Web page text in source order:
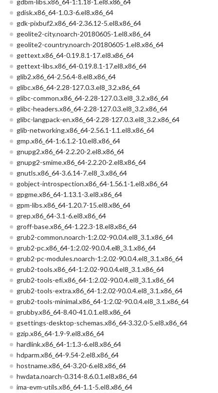
gdbm-libs.x86_64-1:1.18-1.el8.x86_64
gdisk.x86_64-1.0.3-6.el8.x86_64
gdk-pixbuf2.x86_64-2.36.12-5.el8.x86_64
geolite2-city.noarch-20180605-1.el8.x86_64
geolite2-country.noarch-20180605-1.el8.x86_64
gettext.x86_64-0.19.8.1-17.el8.x86_64
gettext-libs.x86_64-0.19.8.1-17.el8.x86_64
glib2.x86_64-2.56.4-8.el8.x86_64
glibc.x86_64-2.28-127.0.3.el8_3.2.x86_64
glibc-common.x86_64-2.28-127.0.3.el8_3.2.x86_64
glibc-headers.x86_64-2.28-127.0.3.el8_3.2.x86_64
glibc-langpack-en.x86_64-2.28-127.0.3.el8_3.2.x86_64
glib-networking.x86_64-2.56.1-1.1.el8.x86_64
gmp.x86_64-1:6.1.2-10.el8.x86_64
gnupg2.x86_64-2.2.20-2.el8.x86_64
gnupg2-smime.x86_64-2.2.20-2.el8.x86_64
gnutls.x86_64-3.6.14-7.el8_3.x86_64
gobject-introspection.x86_64-1.56.1-1.el8.x86_64
gpgme.x86_64-1.13.1-3.el8.x86_64
gpm-libs.x86_64-1.20.7-15.el8.x86_64
grep.x86_64-3.1-6.el8.x86_64
groff-base.x86_64-1.22.3-18.el8.x86_64
grub2-common.noarch-1:2.02-90.0.4.el8_3.1.x86_64
grub2-pc.x86_64-1:2.02-90.0.4.el8_3.1.x86_64
grub2-pc-modules.noarch-1:2.02-90.0.4.el8_3.1.x86_64
grub2-tools.x86_64-1:2.02-90.0.4.el8_3.1.x86_64
grub2-tools-efi.x86_64-1:2.02-90.0.4.el8_3.1.x86_64
grub2-tools-extra.x86_64-1:2.02-90.0.4.el8_3.1.x86_64
grub2-tools-minimal.x86_64-1:2.02-90.0.4.el8_3.1.x86_64
grubby.x86_64-8.40-41.0.1.el8.x86_64
gsettings-desktop-schemas.x86_64-3.32.0-5.el8.x86_64
gzip.x86_64-1.9-9.el8.x86_64
hardlink.x86_64-1:1.3-6.el8.x86_64
hdparm.x86_64-9.54-2.el8.x86_64
hostname.x86_64-3.20-6.el8.x86_64
hwdata.noarch-0.314-8.6.0.1.el8.x86_64
ima-evm-utils.x86_64-1.1-5.el8.x86_64